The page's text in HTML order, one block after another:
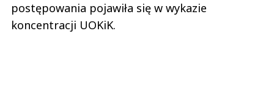
postępowania pojawiła się w wykazie
koncentracji UOKiK.